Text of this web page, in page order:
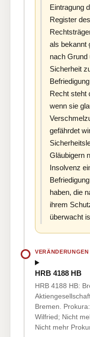
Eintragung
Register
als bekannt
nach Grund
Sicherheit
Recht steht
wenn sie
gefährdet
Gläubigern
Insolvenz
haben, die
ihrem
überwacht
VERÄNDERUNGEN
HRB 4188 HB
HRB 4188 HB:
Bremen.
Wilfried; Nicht
Nicht mehr